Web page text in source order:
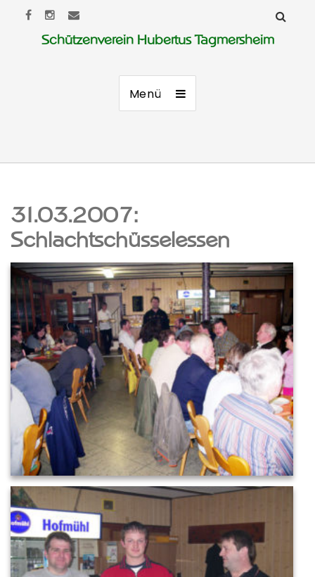
Schützenverein Hubertus Tagmersheim
Menü
31.03.2007:
Schlachtschüsselessen